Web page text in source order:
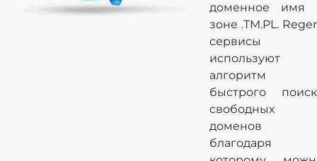
доменное имя
зоне .TM.PL.
сервисы
используют
алгоритм
быстрого
свободных
доменов
благодаря